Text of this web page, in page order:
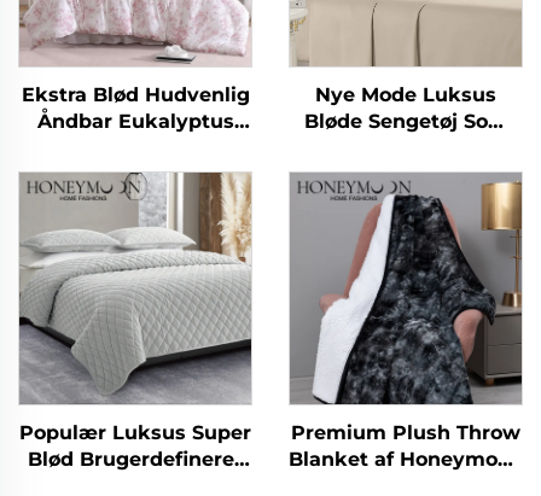
Ekstra Blød Hudvenlig
Åndbar Eukalyptus
Letvægts Alternativ
Duvet
Nye Mode Luksus
Bløde Sengetøj Som
Forvasket Solid
Mikrofiber
Sengetøjssæt til Alle
Årstider
Populær Luksus Super
Blød Brugerdefineret
Premium Plush Throw
Blanket af Honeymoon